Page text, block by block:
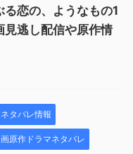
る恋の、ようなもの1
見逃し配信や原作情
ネタバレ情報
原作ドラマネタバレ